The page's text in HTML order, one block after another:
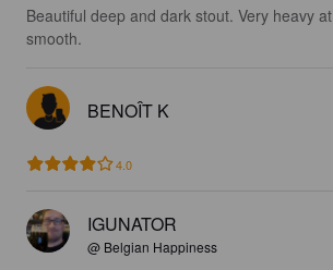
Beautiful deep and dark stout. Very heavy
smooth.
BENOÎT K
4.0
IGUNATOR
@ Belgian Happiness